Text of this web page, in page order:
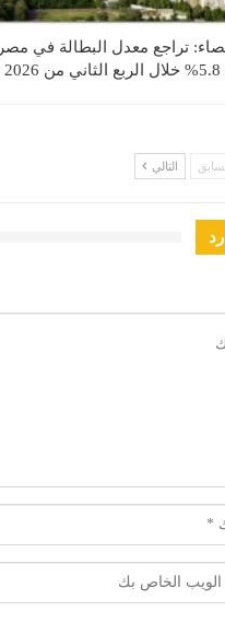
تراجع معدل البطالة في مصر
التالي